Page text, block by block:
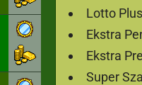
Lotto
Ekstra
Ekstra
Super